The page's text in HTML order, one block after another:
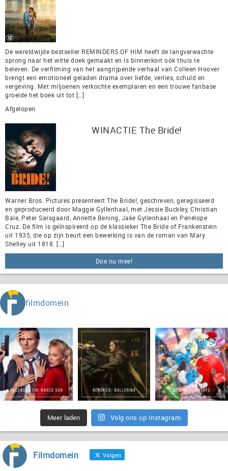
De wereldwijde bestseller REMINDERS OF HIM heeft de langverwachte
sprong naar het witte doek gemaakt en is binnenkort ook thuis te
beleven. De verfilming van het aangrijpende verhaal van Colleen Hoover
brengt een emotioneel geladen drama over liefde, verlies, schuld en
vergeving. Met miljoenen verkochte exemplaren en een trouwe fanbase
groeide het boek uit tot […]
Afgelopen
WINACTIE The Bride!
Warner Bros. Pictures presenteert The Bride!, geschreven, geregisseerd
en geproduceerd door Maggie Gyllenhaal, met Jessie Buckley, Christian
Bale, Peter Sarsgaard, Annette Bening, Jake Gyllenhaal en Penélope
Cruz. De film is geïnspireerd op de klassieker The Bride of Frankenstein
uit 1935, die op zijn beurt een bewerking is van de roman van Mary
Shelley uit 1818. […]
Doe nu mee!
filmdomein
Meer laden Volg ons op Instagram
Filmdomein Volgen